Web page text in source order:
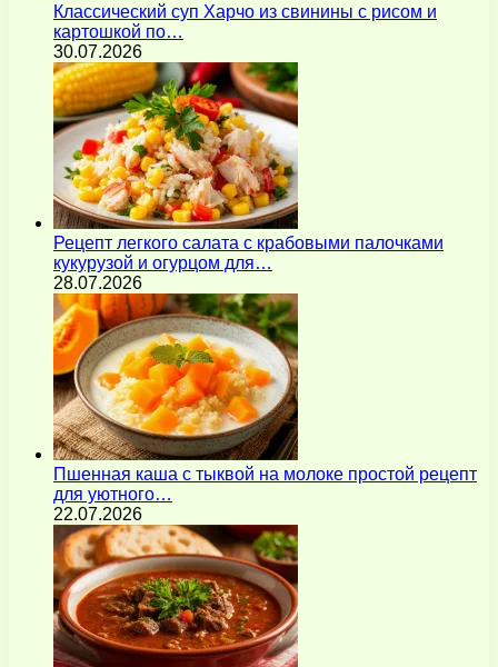
Классический суп Харчо из свинины с рисом и
картошкой по…
30.07.2026
Рецепт легкого салата с крабовыми палочками
кукурузой и огурцом для…
28.07.2026
Пшенная каша с тыквой на молоке простой рецепт
для уютного…
22.07.2026